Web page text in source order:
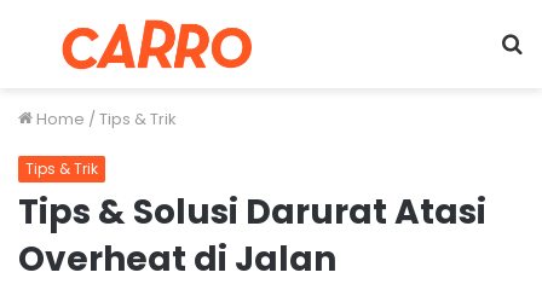
Menu
Home /Tips & Trik
Tips & Trik
Tips & Solusi Darurat Atasi
Overheat di Jalan